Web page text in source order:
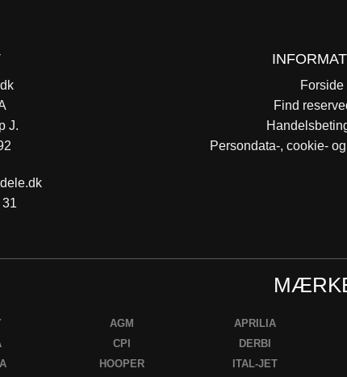
J.
Forside
Find
Persondata-, cookie-
AGM
CPI
HOOPER
APRILIA
DERBI
ITAL-JET